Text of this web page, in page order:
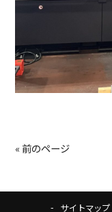
« 前のページ
サイトマップ